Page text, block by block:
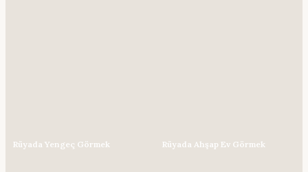
Rüyada Yengeç Görmek Rüyada Ahşap Ev Görmek